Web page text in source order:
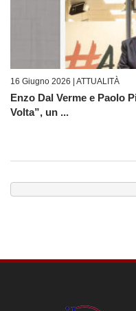
16 Giugno 2026 | ATTUALITÀ
Enzo Dal Verme e Paolo
Volta”, un ...